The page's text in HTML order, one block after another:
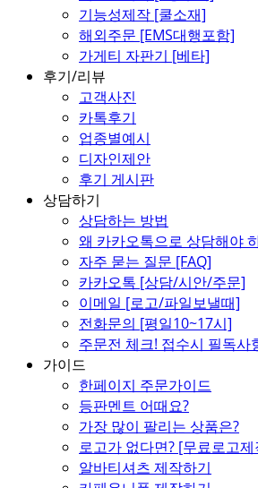
기능성제작 [쿨소재]
해외주문 [EMS대행포함]
가게티 자판기 [베타]
후기/리뷰
고객사진
카톡후기
업종별예시
디자인제안
후기 게시판
상담하기
상담하는 방법
왜 카카오톡으로 상담해야
자주 묻는 질문 [FAQ]
카카오톡 [상담/시안/주문]
이메일 [로고/파일보낼때]
전화문의 [평일10~17시]
주문전 체크! 접수시 필독사
가이드
한페이지 주문가이드
등판멘트 어때요?
가장 많이 팔리는 상품은?
로고가 없다면? [무료로고제
알바티셔츠 제작하기